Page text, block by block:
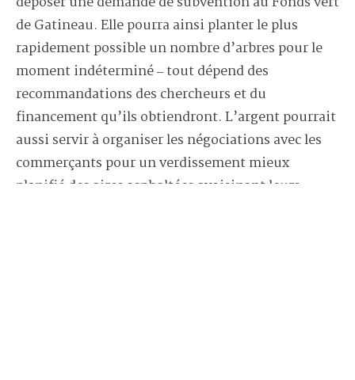
de Gatineau. Elle pourra ainsi planter le plus
rapidement possible un nombre d’arbres pour le
moment indéterminé ‒ tout dépend des
recommandations des chercheurs et du
financement qu’ils obtiendront. L’argent pourrait
aussi servir à organiser les négociations avec les
commerçants pour un verdissement mieux
planifié des aires asphaltées avoisinant leurs